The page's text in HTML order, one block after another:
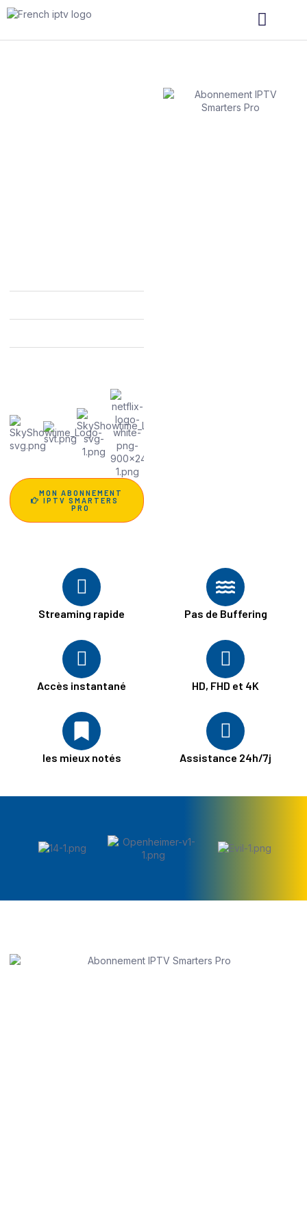
MON ABONNEMENT
IPTV SMARTERS
PRO
Streaming rapide Pas de Buffering
Accès instantané HD, FHD et 4K
les mieux notés Assistance 24h/7j